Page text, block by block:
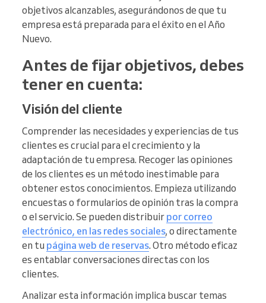
objetivos alcanzables, asegurándonos de que tu
empresa está preparada para el éxito en el Año
Nuevo.
Antes de fijar objetivos, debes
tener en cuenta:
Visión del cliente
Comprender las necesidades y experiencias de tus
clientes es crucial para el crecimiento y la
adaptación de tu empresa. Recoger las opiniones
de los clientes es un método inestimable para
obtener estos conocimientos. Empieza utilizando
encuestas o formularios de opinión tras la compra
o el servicio. Se pueden distribuir por correo
electrónico, en las redes sociales, o directamente
en tu página web de reservas. Otro método eficaz
es entablar conversaciones directas con los
clientes.
Analizar esta información implica buscar temas